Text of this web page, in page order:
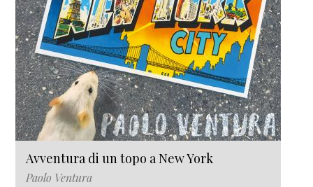
Avventura di un topo a New York
Paolo Ventura